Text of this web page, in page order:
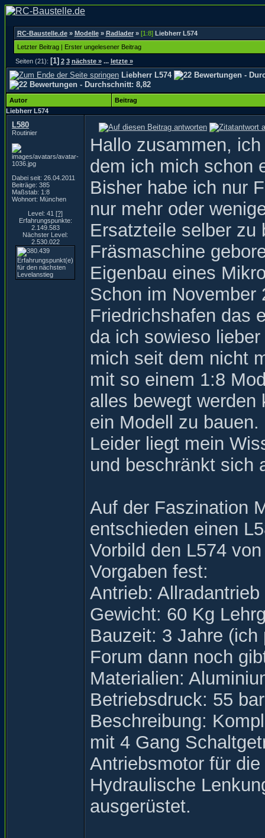
RC-Baustelle.de» Modelle» Radlader» [1:8] Liebherr L574
Letzter Beitrag| Erster ungelesener Beitrag
Seiten (21): [1] 2 3 nächste » ... letzte »
Liebherr L574
Autor
Beitrag
Liebherr L574
L580
Routinier
Dabei seit: 26.04.2011
Beiträge: 385
Maßstab: 1:8
Wohnort: München
Level: 41 [?]
Erfahrungspunkte:
2.149.583
Nächster Level:
2.530.022
Hallo zusammen,
dem ich mich schon
Bisher habe ich nur
nur mehr oder
Ersatzteile selber zu
Fräsmaschine
Eigenbau eines
Schon im November
Friedrichshafen das
da ich sowieso
mich seit dem nicht
mit so einem 1:8
alles bewegt werden
ein Modell zu bauen.
Leider liegt mein
und beschränkt sich
Auf der Faszination
entschieden einen
Vorbild den L574
Vorgaben fest:
Antrieb: Allradantrieb
Gewicht: 60 Kg
Bauzeit: 3 Jahre
Forum dann noch
Materialien:
Betriebsdruck: 55 bar
Beschreibung:
mit 4 Gang
Antriebsmotor für
Hydraulische
ausgerüstet.